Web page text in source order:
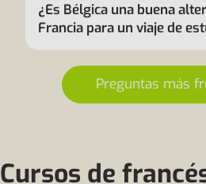
¿Es Bélgica una buena
Francia para un viaje de
Preguntas más
Cursos de